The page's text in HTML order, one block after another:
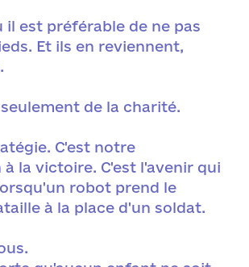
il est préférable de ne pas
Et ils en reviennent,
de la charité.
C'est notre
la victoire. C'est l'avenir qui
robot prend le
à la place d'un soldat.